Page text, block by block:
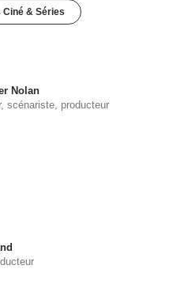
& Séries
Nolan
scénariste, producteur